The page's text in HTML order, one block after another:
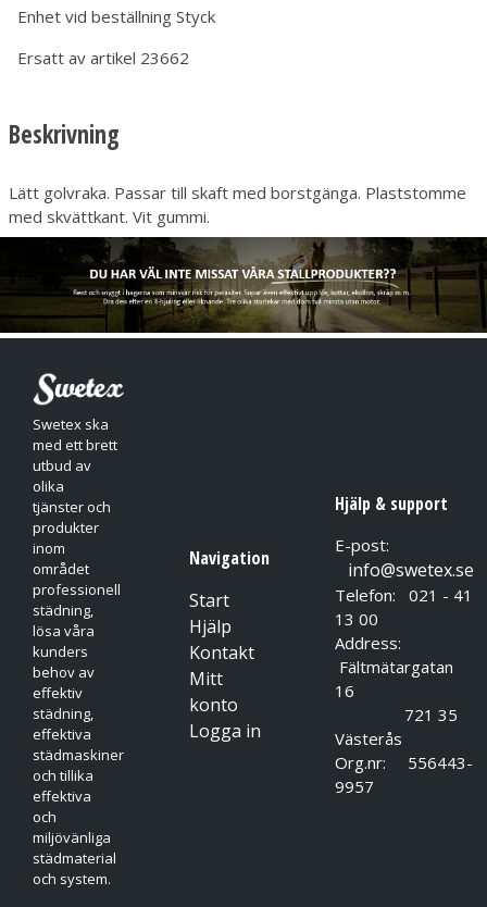
Enhet vid beställning Styck
Ersatt av artikel 23662
Beskrivning
Lätt golvraka. Passar till skaft med borstgänga. Plaststomme
med skvättkant. Vit gummi.
Swetex ska
med ett brett
utbud av
olika
tjänster och
produkter
inom
området
professionell
städning,
lösa våra
kunders
behov av
effektiv
städning,
effektiva
städmaskiner
och tillika
effektiva
och
miljövänliga
städmaterial
och system.
Navigation
Start
Hjälp
Kontakt
Mitt
konto
Logga in
Hjälp & support
E-post:
info@swetex.se
Telefon: 021 - 41
13 00
Address:
Fältmätargatan
16
721 35
Västerås
Org.nr: 556443-
9957